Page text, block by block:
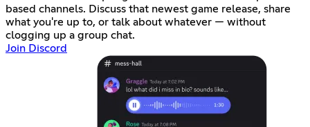
based channels. Discuss that newest game release, share
what you're up to, or talk about whatever — without
clogging up a group chat.
Join Discord